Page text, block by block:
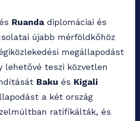
Ruanda diplomáciai és
újabb mérföldkőhöz
megállapodást
lehetővé teszi közvetlen
Baku és Kigali
a két ország
ratifikálták, és